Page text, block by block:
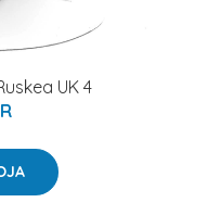
UK 4